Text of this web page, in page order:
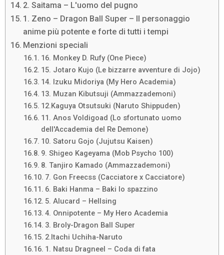
2. Saitama – L'uomo del pugno
1. Zeno – Dragon Ball Super – Il personaggio
anime più potente e forte di tutti i tempi
Menzioni speciali
16. Monkey D. Rufy (One Piece)
15. Jotaro Kujo (Le bizzarre avventure di Jojo)
14. Izuku Midoriya (My Hero Academia)
13. Muzan Kibutsuji (Ammazzademoni)
12.Kaguya Otsutsuki (Naruto Shippuden)
11. Anos Voldigoad (Lo sfortunato uomo
dell'Accademia del Re Demone)
10. Satoru Gojo (Jujutsu Kaisen)
9. Shigeo Kageyama (Mob Psycho 100)
8. Tanjiro Kamado (Ammazzademoni)
7. Gon Freecss (Cacciatore x Cacciatore)
6. Baki Hanma – Baki lo spazzino
5. Alucard – Hellsing
4. Onnipotente – My Hero Academia
3. Broly-Dragon Ball Super
2.Itachi Uchiha-Naruto
1. Natsu Dragneel – Coda di fata